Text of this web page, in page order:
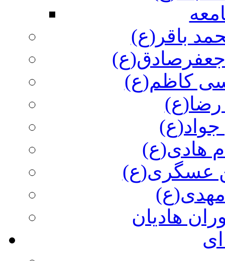
باقر(ع)
جعفرصادق(ع)
کاظم(ع)
هادی(ع)
عسگری(ع)
هادیان